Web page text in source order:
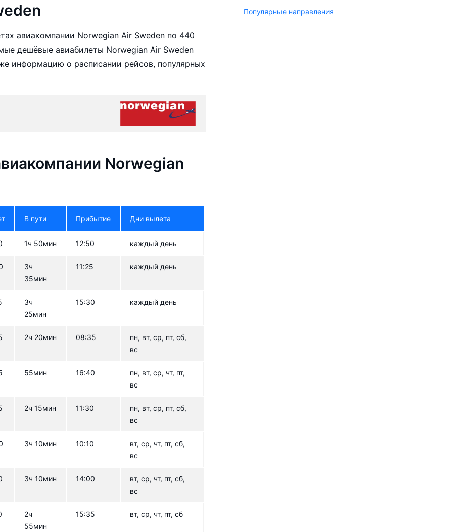
авиакомпании Norwegian Air Sweden по 440
дешёвые авиабилеты Norwegian Air Sweden
информацию о расписании рейсов, популярных
Norwegian
В пути Прибытие Дни вылета
1ч 50мин 12:50 каждый день
3ч
35мин
11:25 каждый день
3ч
25мин
15:30 каждый день
2ч 20мин 08:35
пн, вт, ср, пт, сб,
вс
55мин 16:40
пн, вт, ср, чт, пт,
вс
2ч 15мин 11:30
пн, вт, ср, пт, сб,
вс
3ч 10мин 10:10
вт, ср, чт, пт, сб,
вс
3ч 10мин 14:00
вт, ср, чт, пт, сб,
вс
2ч
55мин
15:35 вт, ср, чт, пт, сб
Популярные направления